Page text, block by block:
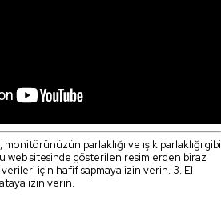
parlaklığı ve ışık parlaklığı gibi
sitesinde gösterilen resimlerden biraz
için hafif sapmaya izin verin. 3. El
izin verin.